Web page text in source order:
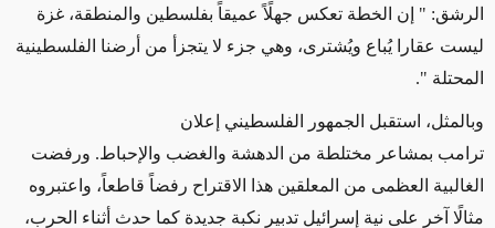
الرشق: " إن الخطة تعكس جهلًاً عميقاً بفلسطين والمنطقة، غزة
ليست عقارا يُباع ويُشترى، وهي جزء لا يتجزأ من أرضنا الفلسطينية
المحتلة ".
وبالمثل، استقبل الجمهور الفلسطيني إعلان
ترامب بمشاعر مختلطة من الدهشة والغضب والإحباط. ورفضت
الغالبية العظمى من المعلقين هذا الاقتراح رفضاً قاطعاً، واعتبروه
مثالًا آخر على نية إسرائيل تدبير نكبة جديدة كما حدث أثناء الحرب،